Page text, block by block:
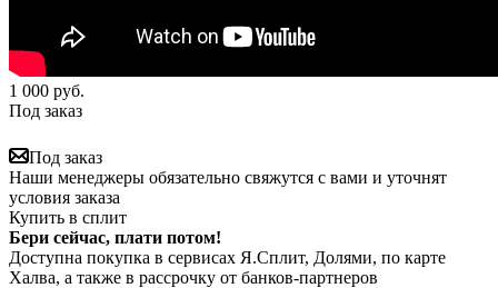
1 000 руб.
Под заказ
Под заказ
Наши менеджеры обязательно свяжутся с вами и уточнят
условия заказа
Купить в сплит
Бери сейчас, плати потом!
Доступна покупка в сервисах Я.Сплит, Долями, по карте
Халва, а также в рассрочку от банков-партнеров